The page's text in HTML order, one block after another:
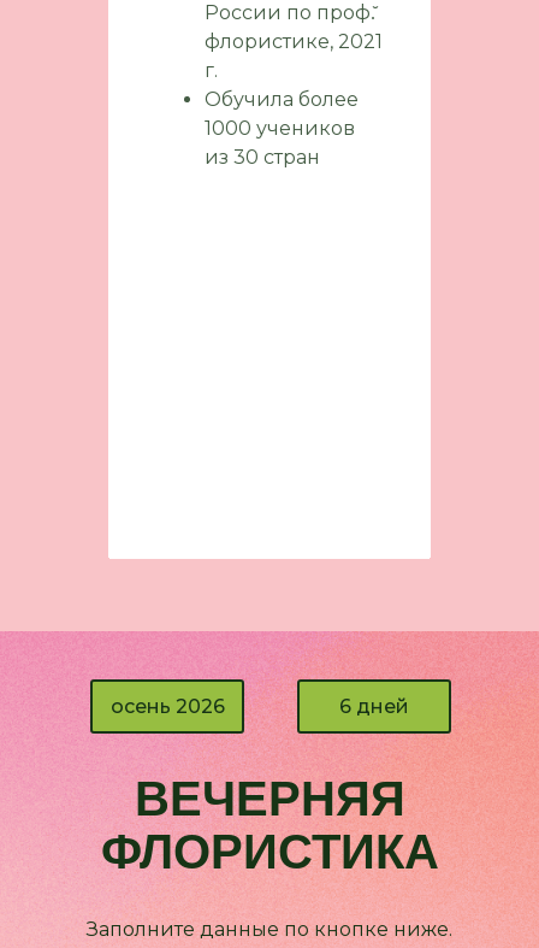
России по проф.̆
флористике, 2021
г.
Обучила более
1000 учеников
из 30 стран
Заполните данные по кнопке ниже.
осень 2026 6 дней
ВЕЧЕРНЯЯ
ФЛОРИСТИКА